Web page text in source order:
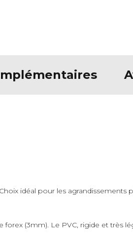
idéal pour les
(3mm). Le PVC, rigide et très